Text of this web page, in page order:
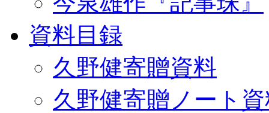
資料目録
久野健寄贈資料
久野健寄贈ノート